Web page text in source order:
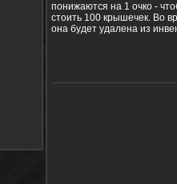
понижаются на 1 очко -
стоить 100 крышечек. Во
она будет удалена из